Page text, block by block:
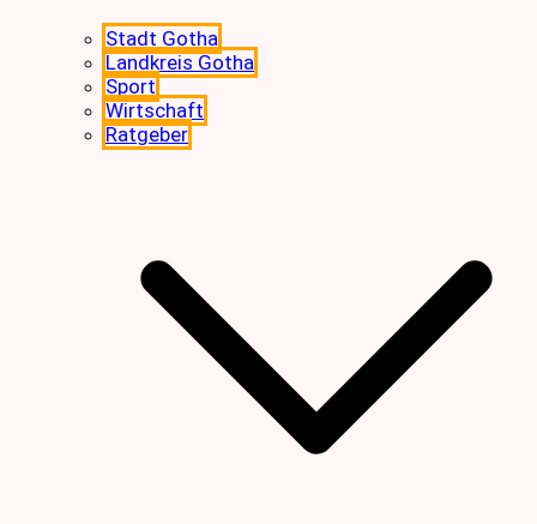
Stadt Gotha
Landkreis Gotha
Sport
Wirtschaft
Ratgeber